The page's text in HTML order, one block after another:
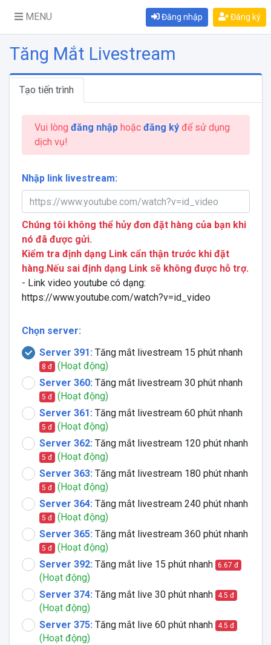
MENU Đăng nhập Đăng ký
Tăng Mắt Livestream
Tạo tiến trình
Vui lòng đăng nhậphoặc đăng kýđể sử dụng
dịch vụ!
Nhập link livestream:
Chúng tôi không thể hủy đơn đặt hàng của bạn khi
nó đã được gửi.
Kiểm tra định dạng Link cẩn thận trước khi đặt
hàng.Nếu sai định dạng Link sẽ không được hỗ trợ.
- Link video youtube có dạng:
https://www.youtube.com/watch?v=id_video
Chọn server:
Server 391: Tăng mắt livestream 15 phút nhanh
8 đ
(Hoạt động)
Server 360: Tăng mắt livestream 30 phút nhanh
5 đ
(Hoạt động)
Server 361: Tăng mắt livestream 60 phút nhanh
5 đ
(Hoạt động)
Server 362: Tăng mắt livestream 120 phút nhanh
5 đ
(Hoạt động)
Server 363: Tăng mắt livestream 180 phút nhanh
5 đ
(Hoạt động)
Server 364: Tăng mắt livestream 240 phút nhanh
5 đ
(Hoạt động)
Server 365: Tăng mắt livestream 360 phút nhanh
5 đ
(Hoạt động)
Server 392: Tăng mắt live 15 phút nhanh 6.67 đ
(Hoạt động)
Server 374: Tăng mắt live 30 phút nhanh 4.5 đ
(Hoạt động)
Server 375: Tăng mắt live 60 phút nhanh 4.5 đ
(Hoạt động)